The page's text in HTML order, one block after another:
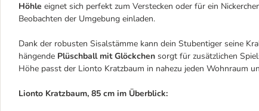
Höhle eignet sich perfekt zum Verstecken oder für ein
Beobachten der Umgebung einladen.
Dank der robusten Sisalstämme kann dein Stubentiger seine
hängende Plüschball mit Glöckchen sorgt für zusätzlichen
Höhe passt der Lionto Kratzbaum in nahezu jeden Wohnraum
Lionto Kratzbaum, 85 cm im Überblick: